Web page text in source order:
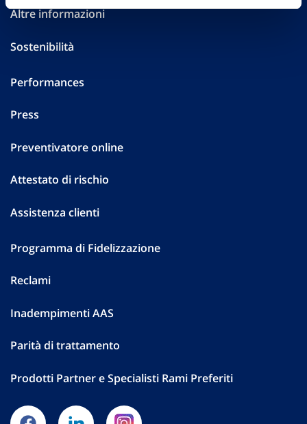
Altre informazioni
Sostenibilità
Performances
Press
Preventivatore online
Attestato di rischio
Assistenza clienti
Programma di Fidelizzazione
Reclami
Inadempimenti AAS
Parità di trattamento
Prodotti Partner e Specialisti Rami Preferiti